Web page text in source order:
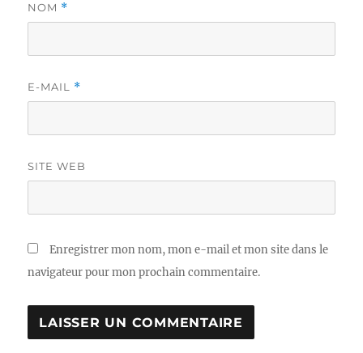
NOM *
E-MAIL *
SITE WEB
Enregistrer mon nom, mon e-mail et mon site dans le
navigateur pour mon prochain commentaire.